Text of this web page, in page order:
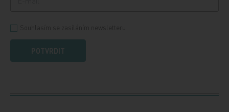
POTVRDIT